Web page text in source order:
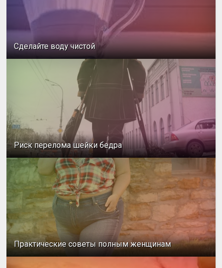
Сделайте воду чистой
Риск перелома шейки бедра
Практические советы полным женщинам